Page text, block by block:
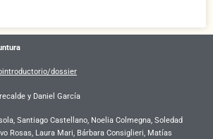
dossier
y Daniel García
Santiago Castellano, Noelia Colmegna, Soledad
Rosas, Laura Mari, Bárbara Consiglieri, Matías